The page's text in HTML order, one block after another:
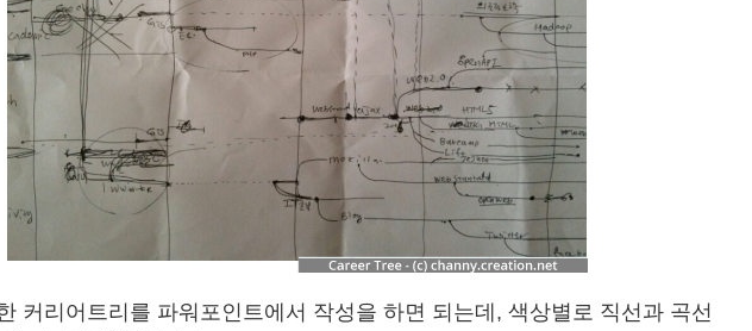
커리어트리를 파워포인트에서 작성을 하면 되는데, 색상별로 직선과 곡선